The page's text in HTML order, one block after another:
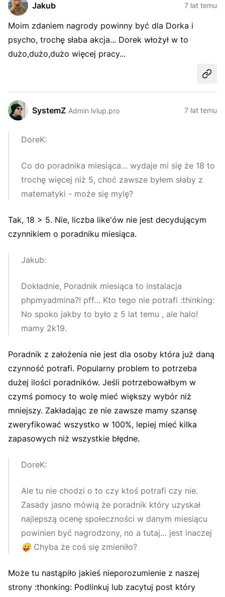
Jakub 7 lat temu
Moim zdaniem nagrody powinny być dla Dorka i
psycho, trochę słaba akcja... Dorek włożył w to
dużo,dużo,dużo więcej pracy...
SystemZ Admin lvlup.pro 7 lat temu
DoreK:
Co do poradnika miesiąca… wydaje mi się że 18 to
trochę więcej niż 5, choć zawsze byłem słaby z
matematyki - może się mylę?
Tak, 18 > 5. Nie, liczba like'ów nie jest decydującym
czynnikiem o poradniku miesiąca.
Jakub:
Dokładnie, Poradnik miesiąca to instalacja
phpmyadmina?! pff… Kto tego nie potrafi :thinking:
No spoko jakby to było z 5 lat temu , ale halo!
mamy 2k19.
Poradnik z założenia nie jest dla osoby która już daną
czynność potrafi. Popularny problem to potrzeba
dużej ilości poradników. Jeśli potrzebowałbym w
czymś pomocy to wolę mieć większy wybór niż
mniejszy. Zakładając ze nie zawsze mamy szansę
zweryfikować wszystko w 100%, lepiej mieć kilka
zapasowych niż wszystkie błędne.
DoreK:
Ale tu nie chodzi o to czy ktoś potrafi czy nie.
Zasady jasno mówią że poradnik który uzyskał
najlepszą ocenę społeczności w danym miesiącu
powinien być nagrodzony, no a tutaj… jest inaczej
😛 Chyba że coś się zmieniło?
Może tu nastąpiło jakieś nieporozumienie z naszej
strony :thonking: Podlinkuj lub zacytuj post który